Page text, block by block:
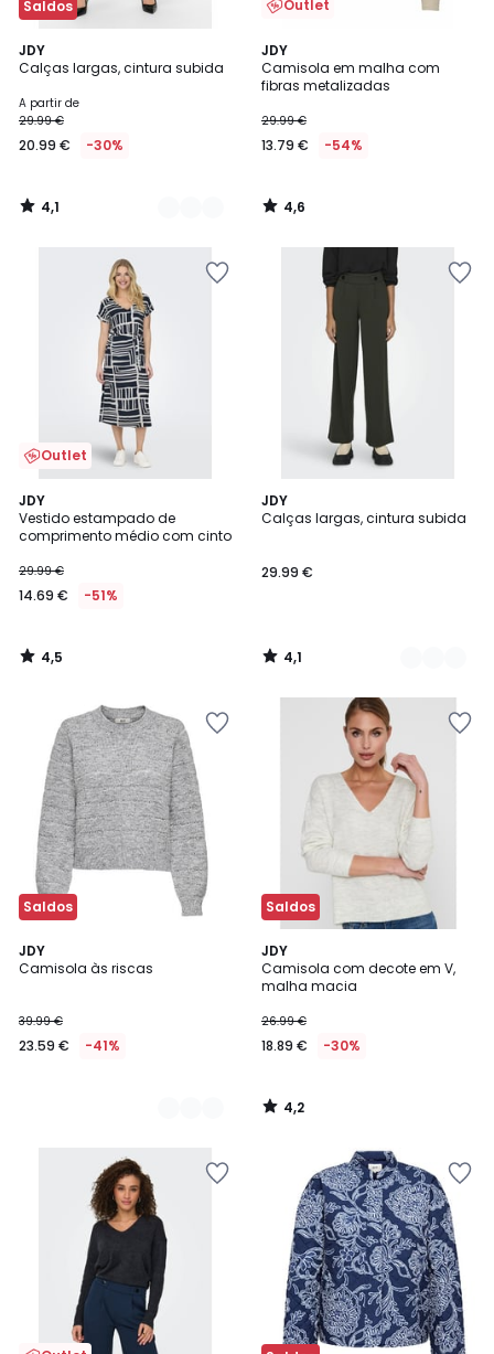
Saldos
JDY
Calças largas, cintura subida
A partir de
29.99 €
20.99 € -30%
4,1
/ 5
3
Cores
4,1
/
Outlet
JDY
Camisola em malha com
fibras metalizadas
29.99 €
13.79 € -54%
4,6
/ 5
4,6
/
Outlet
JDY
Vestido estampado de
comprimento médio com cinto
29.99 €
14.69 € -51%
4,5
/ 5
4,5
/
JDY
Calças largas, cintura subida
29.99 €
4,1
/ 5
3
Cores
4,1
/
Saldos
JDY
Camisola às riscas
39.99 €
23.59 € -41%
2
Cores
Saldos
JDY
Camisola com decote em V,
malha macia
26.99 €
18.89 € -30%
4,2
/ 5
4,2
/